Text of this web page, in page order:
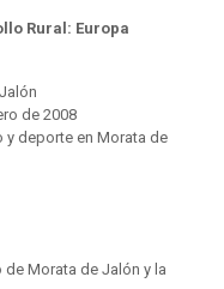
Rural: Europa
de 2008
y deporte en Morata de
de Morata de Jalón y la